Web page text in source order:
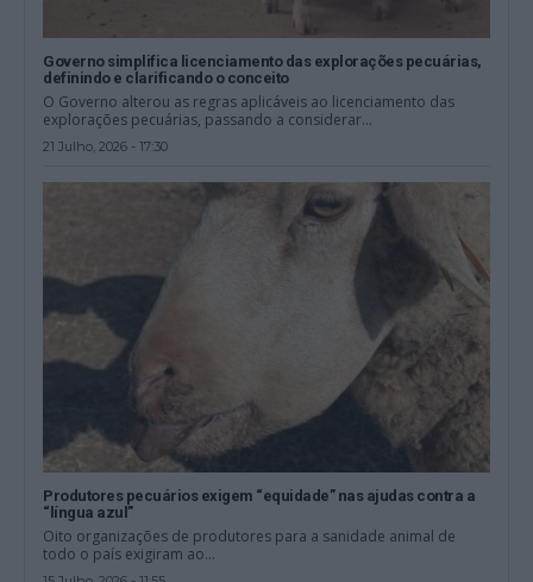
Governo simplifica licenciamento das explorações pecuárias,
definindo e clarificando o conceito
O Governo alterou as regras aplicáveis ao licenciamento das
explorações pecuárias, passando a considerar...
21 Julho, 2026 - 17:30
Produtores pecuários exigem “equidade” nas ajudas contra a
“língua azul”
Oito organizações de produtores para a sanidade animal de
todo o país exigiram ao...